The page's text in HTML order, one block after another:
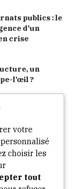
votre
choisir les
tout
publics : le
d’un
crise
un
l’œil ?